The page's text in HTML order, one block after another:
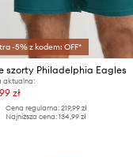
-5% z kodem: OFF*
szorty Philadelphia Eagles
aktualna:
zł
Cena regularna: 219,99 zł
Najniższa cena: 134,99 zł